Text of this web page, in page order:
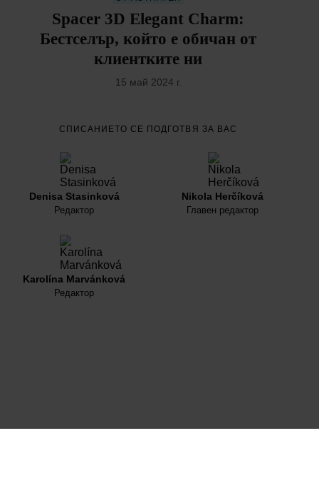
Spacer 3D Elegant Charm:
Бестселър, който е обичан от
клиентките ни
15 май 2024 г.
СПИСАНИЕТО СЕ ПОДГОТВЯ ЗА ВАС
Denisa Stasinková
Редактор
Nikola Herčíková
Главен редактор
Karolína Marvánková
Редактор